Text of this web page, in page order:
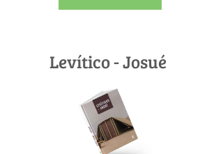
Levítico - Josué